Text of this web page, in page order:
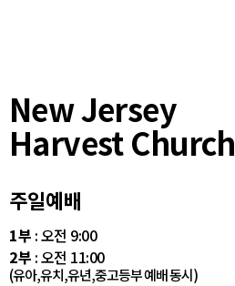
New Jersey
Harvest Church
주일예배
1부 : 오전 9:00
2부 : 오전 11:00
(유아,유치,유년,중고등부 예배 동시)